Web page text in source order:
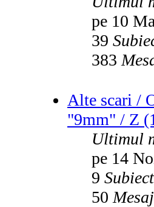
pe 10
39
383
Alte scari /
"9mm" / Z
Ultimul
pe 14
9
50